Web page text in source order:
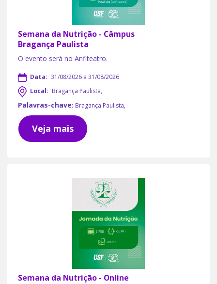
Semana da Nutrição - Câmpus
Bragança Paulista
O evento será no Anfiteatro.
Data: 31/08/2026 a 31/08/2026
Local: Bragança Paulista,
Palavras-chave: Bragança Paulista,
Veja mais
Semana da Nutrição - Online